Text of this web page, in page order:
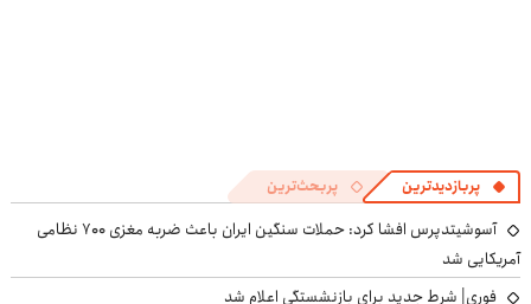
پربازدیدترین پربحث‌ترین
آسوشیتدپرس افشا کرد: حملات سنگین ایران باعث ضربه مغزی ۷۰۰ نظامی
آمریکایی شد
فوری| شرط جدید برای بازنشستگی اعلام شد